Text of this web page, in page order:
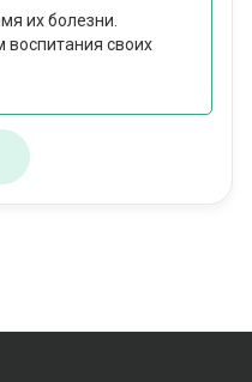
их болезни.
воспитания своих